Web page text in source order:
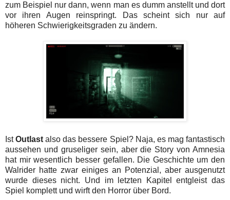
zum Beispiel nur dann, wenn man es dumm anstellt und dort
vor ihren Augen reinspringt. Das scheint sich nur auf
höheren Schwierigkeitsgraden zu ändern.
IstOutlastalso das bessere Spiel? Naja, es mag fantastisch
aussehen und gruseliger sein, aber die Story von Amnesia
hat mir wesentlich besser gefallen. Die Geschichte um den
Walrider hatte zwar einiges an Potenzial, aber ausgenutzt
wurde dieses nicht. Und im letzten Kapitel entgleist das
Spiel komplett und wirft den Horror über Bord.